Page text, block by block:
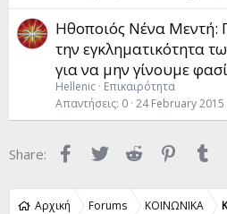
Ηθοποιός Νένα Μεντή:
την εγκληματικότητα
για να μην γίνουμε
Hellenic Επικαιρότητα
Απαντήσεις 0 24 February 2015
Share: FacebookTwitter Reddit
Αρχική Forums ΚΟΙΝΩΝΙΚΑ